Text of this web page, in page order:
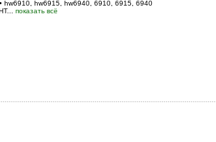
hw6910, hw6915, hw6940, 6910, 6915, 6940
показать всё